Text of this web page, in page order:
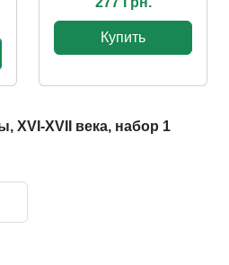
Купить
XVI-XVII века, набор 1